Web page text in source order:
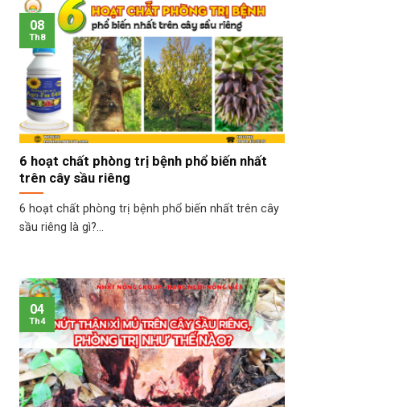
6 hoạt chất phòng trị bệnh phổ biến nhất
trên cây sầu riêng
6 hoạt chất phòng trị bệnh phổ biến nhất trên cây
sầu riêng là gì?...
08
Th8
04
Th4